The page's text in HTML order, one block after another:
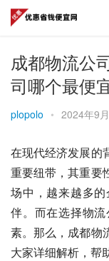
成都物流公
司哪个最便
plopolo • 2024年9
在现代经济发展的
重要纽带，其重要
场中，越来越多
伴。而在选择物
素。那么，成都物
大家详细解析，帮